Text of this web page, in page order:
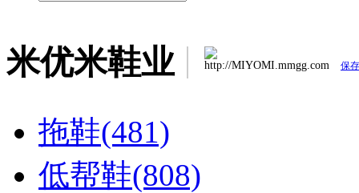
米优米鞋业 http://MIYOMI.mmgg.com 保
拖鞋(481)
低帮鞋(808)